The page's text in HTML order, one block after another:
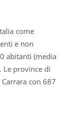
come
e non
abitanti (media
Le province di
con 687